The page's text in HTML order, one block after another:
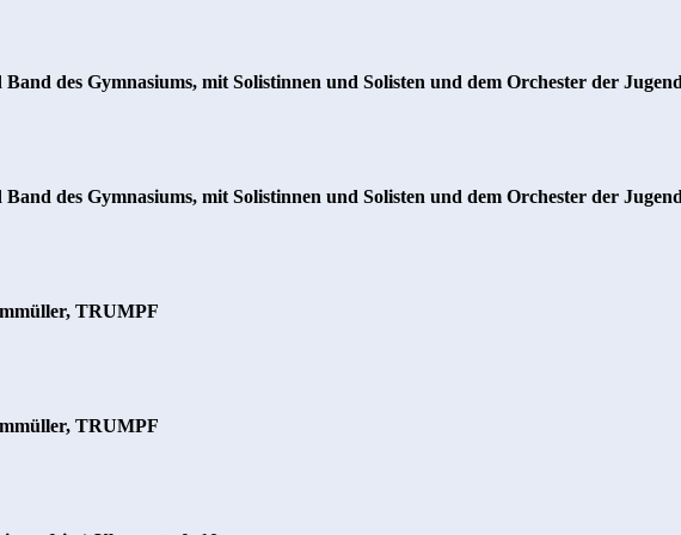
des Gymnasiums, mit Solistinnen und Solisten und dem Orchester der
des Gymnasiums, mit Solistinnen und Solisten und dem Orchester der
TRUMPF
TRUMPF